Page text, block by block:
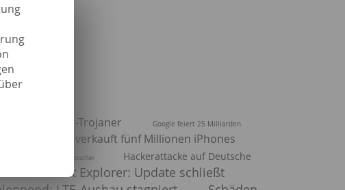
vor Steuer-Trojaner
Google feiert 25 Milliarden
Apple verkauft fünf Millionen iPhones
Kenntnisse in Programmiersprachen
Hackerattacke auf Deutsche
Internet Explorer: Update schließt